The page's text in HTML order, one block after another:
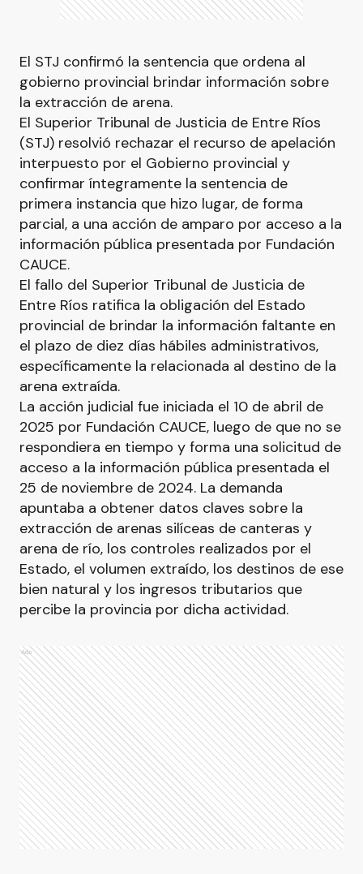
El STJ confirmó la sentencia que ordena al
gobierno provincial brindar información sobre
la extracción de arena.
El Superior Tribunal de Justicia de Entre Ríos
(STJ) resolvió rechazar el recurso de apelación
interpuesto por el Gobierno provincial y
confirmar íntegramente la sentencia de
primera instancia que hizo lugar, de forma
parcial, a una acción de amparo por acceso a la
información pública presentada por Fundación
CAUCE.
El fallo del Superior Tribunal de Justicia de
Entre Ríos ratifica la obligación del Estado
provincial de brindar la información faltante en
el plazo de diez días hábiles administrativos,
específicamente la relacionada al destino de la
arena extraída.
La acción judicial fue iniciada el 10 de abril de
2025 por Fundación CAUCE, luego de que no se
respondiera en tiempo y forma una solicitud de
acceso a la información pública presentada el
25 de noviembre de 2024. La demanda
apuntaba a obtener datos claves sobre la
extracción de arenas silíceas de canteras y
arena de río, los controles realizados por el
Estado, el volumen extraído, los destinos de ese
bien natural y los ingresos tributarios que
percibe la provincia por dicha actividad.
Ads